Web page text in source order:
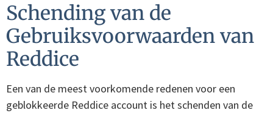
Schending van de
Gebruiksvoorwaarden van
Reddice
Een van de meest voorkomende redenen voor een
geblokkeerde Reddice account is het schenden van de